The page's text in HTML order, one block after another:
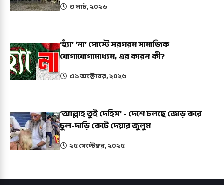
৩ মার্চ, ২০২৬
‘হ্যাঁ’ ‘না’ পোস্টে সরগরম সামাজিক
যোগাযোগামাধ্যম, এর কারন কী?
৩১ অক্টোবর, ২০২৫
‘আল্লাহ তুই দেহিস’ - দেশে চলছে জোড় করে
চুল-দাড়ি কেটে দেয়ার জুলুম
২৫ সেপ্টেম্বর, ২০২৫